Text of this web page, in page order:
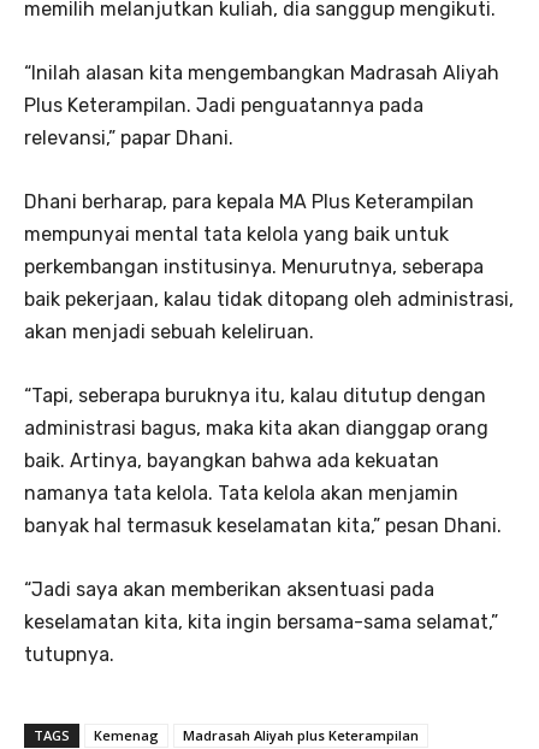
memilih melanjutkan kuliah, dia sanggup mengikuti.
“Inilah alasan kita mengembangkan Madrasah Aliyah
Plus Keterampilan. Jadi penguatannya pada
relevansi,” papar Dhani.
Dhani berharap, para kepala MA Plus Keterampilan
mempunyai mental tata kelola yang baik untuk
perkembangan institusinya. Menurutnya, seberapa
baik pekerjaan, kalau tidak ditopang oleh administrasi,
akan menjadi sebuah keleliruan.
“Tapi, seberapa buruknya itu, kalau ditutup dengan
administrasi bagus, maka kita akan dianggap orang
baik. Artinya, bayangkan bahwa ada kekuatan
namanya tata kelola. Tata kelola akan menjamin
banyak hal termasuk keselamatan kita,” pesan Dhani.
“Jadi saya akan memberikan aksentuasi pada
keselamatan kita, kita ingin bersama-sama selamat,”
tutupnya.
TAGS Kemenag
Madrasah Aliyah plus Keterampilan